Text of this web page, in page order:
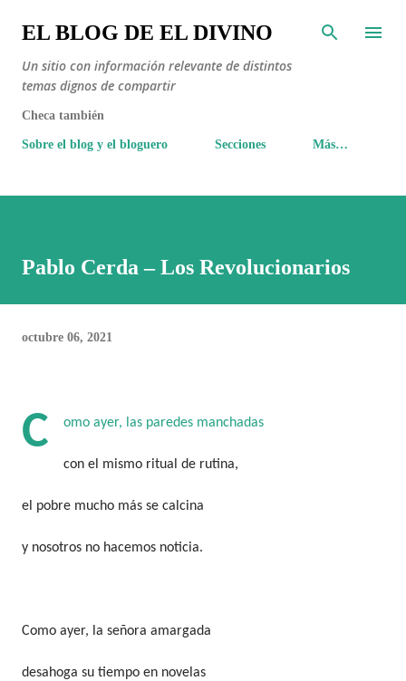
Ir al contenido principal
EL BLOG DE EL DIVINO
Un sitio con información relevante de distintos
temas dignos de compartir
Checa también
Sobre el blog y el bloguero Secciones Más…
Pablo Cerda – Los Revolucionarios
octubre 06, 2021
C omo ayer, las paredes manchadas
con el mismo ritual de rutina,
el pobre mucho más se calcina
y nosotros no hacemos noticia.
Como ayer, la señora amargada
desahoga su tiempo en novelas